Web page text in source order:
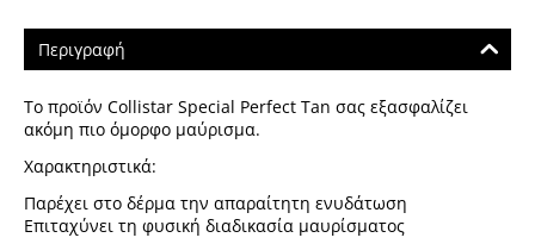
Περιγραφή
Το προϊόν Collistar Special Perfect Tan σας εξασφαλίζει
ακόμη πιο όμορφο μαύρισμα.
Χαρακτηριστικά:
Παρέχει στο δέρμα την απαραίτητη ενυδάτωση
Επιταχύνει τη φυσική διαδικασία μαυρίσματος